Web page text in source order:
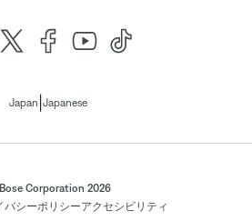
Japan Japanese
Corporation 2026
バシーポリシーアクセシビリティ